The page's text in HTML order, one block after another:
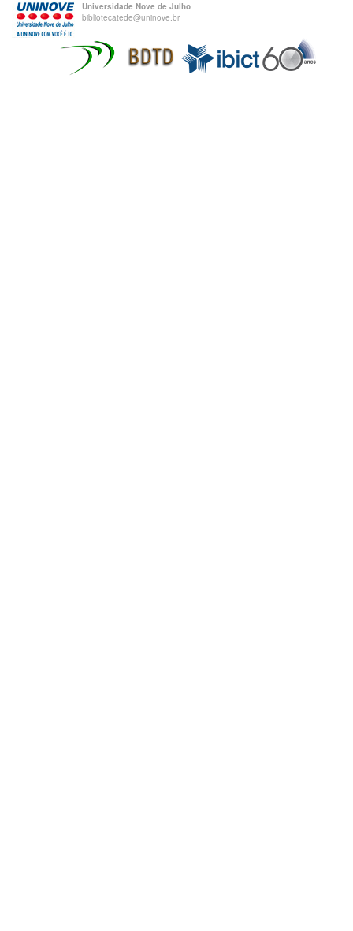
Universidade Nove de Julho
bibliotecatede@uninove.br